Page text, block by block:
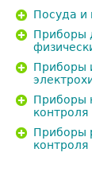
Посуда и
Приборы
Приборы
Приборы
контроля
Приборы
контроля